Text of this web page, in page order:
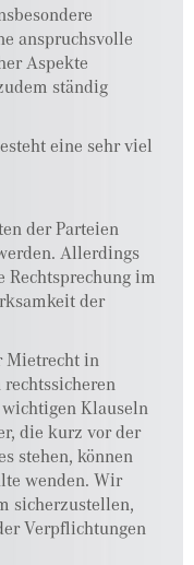
anspruchsvolle
Aspekte
ständig
eine sehr viel
der Parteien
Allerdings
im
der
Mietrecht in
Klauseln
die kurz vor der
stehen, können
wenden. Wir
sicherzustellen,
Verpflichtungen